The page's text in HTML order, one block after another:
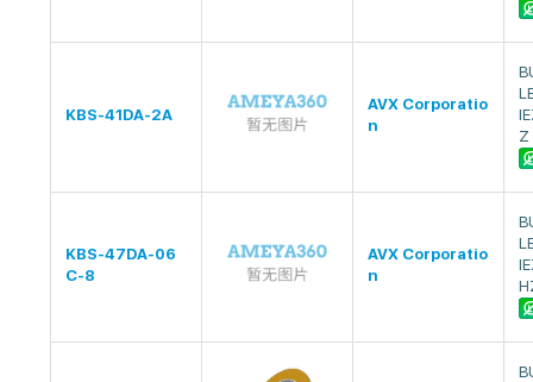
KBS-41DA-2A
AVX Corporatio
n
Z
KBS-47DA-06
C-8
AVX Corporatio
n